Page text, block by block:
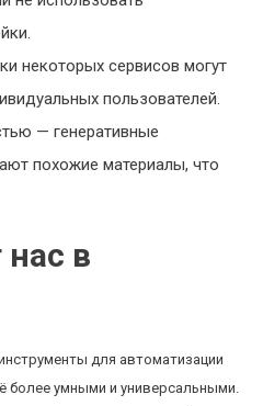
некоторых сервисов могут
пользователей.
— генеративные
похожие материалы, что
в
для автоматизации
более умными и универсальными.